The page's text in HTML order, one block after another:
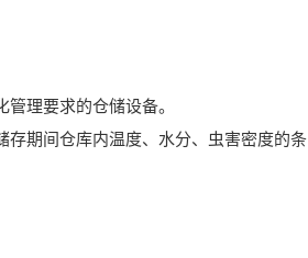
理要求的仓储设备。
存期间仓库内温度、水分、虫害密度的条